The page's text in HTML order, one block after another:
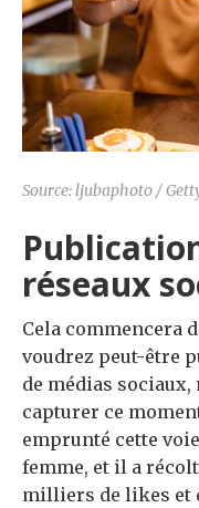
Source: ljubaphoto /
réseaux
Cela commencera
voudrez peut-être
de médias
capturer ce
emprunté cette
femme, et il a
milliers de likes et